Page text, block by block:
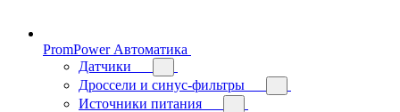
PromPower Автоматика
Датчики
Дроссели и синус-фильтры
Источники питания